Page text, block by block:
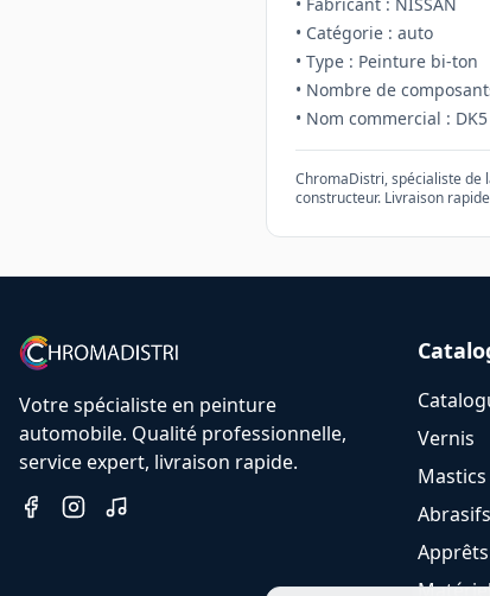
• Catégorie : auto
• Type : Peinture bi-ton
• Nombre de
• Nom commercial :
ChromaDistri, spécialiste de
constructeur. Livraison
Votre spécialiste en peinture
automobile. Qualité professionnelle,
service expert, livraison rapide.
Vernis
Mastics
Abrasifs
Apprêts